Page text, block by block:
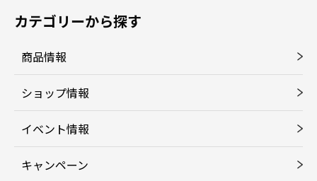
カテゴリーから探す
商品情報
ショップ情報
イベント情報
キャンペーン